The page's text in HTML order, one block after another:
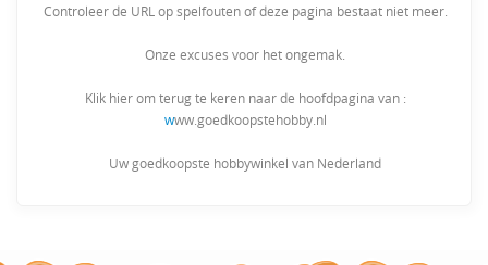
Controleer de URL op spelfouten of deze pagina bestaat niet meer.
Onze excuses voor het ongemak.
Klik hier om terug te keren naar de hoofdpagina van :
www.goedkoopstehobby.nl
Uw goedkoopste hobbywinkel van Nederland